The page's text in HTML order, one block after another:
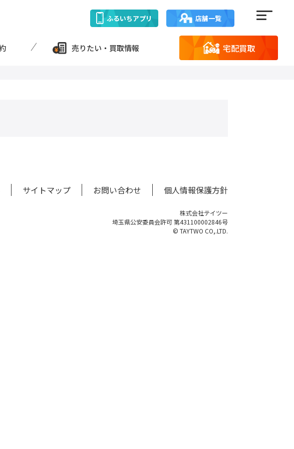
ふるいちアプリ 店舗一覧
売りたい・買取情報 宅配買取
サイトマップ お問い合わせ 個人情報保護方針
株式会社テイツー
埼玉県公安委員会許可 第431100002846号
© TAYTWO CO,.LTD.